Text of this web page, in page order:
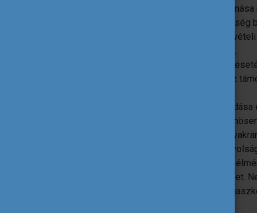
A hátrányos helyzetűek
hanem a valódi esélyegyenlőség
A rászorulók számára a
és eszközbeli segítséges is.
A kiemelt figyelmet igénylők
partner tudja biztosítani plusz
A program komoly
zöld utazás biztosítása,
igénybe, ami a családjuktól
Számos programország a
esetben első repülős utazás
jelentős hozzáadott érték lehet.
megoldáshoz szükséges